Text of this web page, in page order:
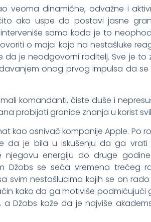
veoma dinamične, odvažne i
ako uspe da postavi jasne
samo kada je to
o majci koja na nestašluke
je neodgovorni roditelj. Sve je to
onog prvog impulsa da
komandanti, čiste duše i
probijati granice znanja u korist
kao osnivač kompanije Apple. Po
da je bila u iskušenju da ga
energiju do druge
Džobs se seća vremena trećeg
svim nestašlucima kojih se on
kako da ga motiviše podmićujući
Džobs kaže da je najviše